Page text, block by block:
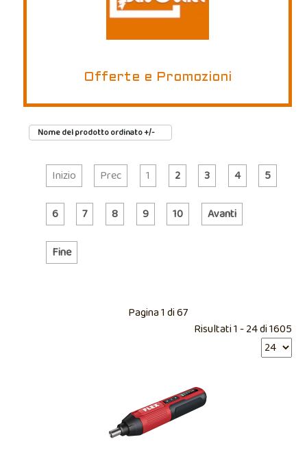
Offerte e Promozioni
Nome del prodotto ordinato +/-
Inizio Prec 1 2 3 4 5
6 7 8 9 10 Avanti
Fine
Pagina 1 di 67
Risultati 1 - 24 di 1605